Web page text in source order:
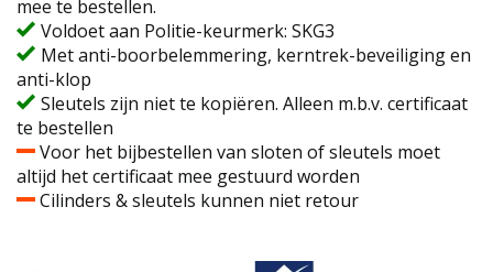
gallerij
mee te bestellen.
Voldoet aan Politie-keurmerk: SKG3
Met anti-boorbelemmering, kerntrek-beveiliging en
anti-klop
Sleutels zijn niet te kopiëren. Alleen m.b.v. certificaat
te bestellen
Voor het bijbestellen van sloten of sleutels moet
altijd het certificaat mee gestuurd worden
Cilinders & sleutels kunnen niet retour